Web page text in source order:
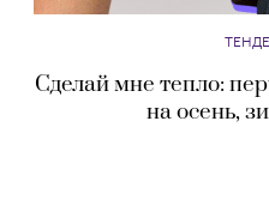
Сделай мне тепло:
на осень,